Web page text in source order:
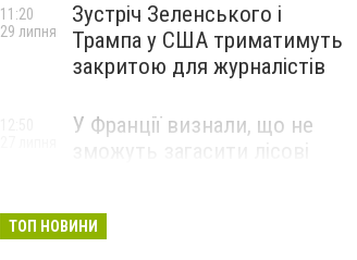
Зустріч Зеленського і
Трампа у США триматимуть
закритою для журналістів
11:20
29 липня
У Франції визнали, що не
ТОП НОВИНИ